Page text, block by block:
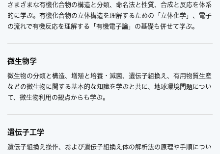
さまざまな有機化合物の構造と分類、命名法と性質、合成と反応を体系
的に学ぶ。有機化合物の立体構造を理解するための「立体化学」、電子
の流れで有機反応を理解する「有機電子論」の基礎も併せて学ぶ。
微生物学
微生物の分類と構造、増殖と培養・滅菌、遺伝子組換え、有用物質生産
などの微生物に関する基本的な知識を学ぶと共に、地球環境問題につい
て、微生物利用の観点からも学ぶ。
遺伝子工学
遺伝子組換え操作、および遺伝子組換え体の解析法の原理や手順につい